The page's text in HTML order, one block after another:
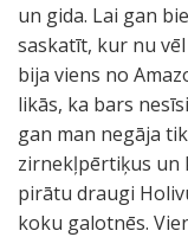
un gida. Lai gan
saskatīt, kur nu
bija viens no
likās, ka bars
gan man negāja
zirnekļpērtiķus un
pirātu draugi
koku galotnēs.